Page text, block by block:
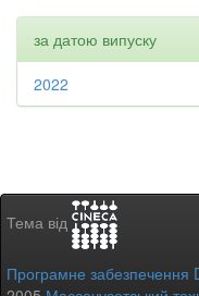
за датою випуску
2022
Тема від
Програмне забезпечення